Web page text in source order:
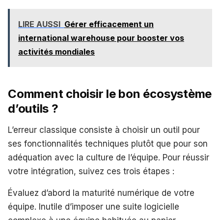
LIRE AUSSI Gérer efficacement un
international warehouse pour booster vos
activités mondiales
Comment choisir le bon écosystème
d’outils ?
L’erreur classique consiste à choisir un outil pour
ses fonctionnalités techniques plutôt que pour son
adéquation avec la culture de l’équipe. Pour réussir
votre intégration, suivez ces trois étapes :
Évaluez d’abord la maturité numérique de votre
équipe. Inutile d’imposer une suite logicielle